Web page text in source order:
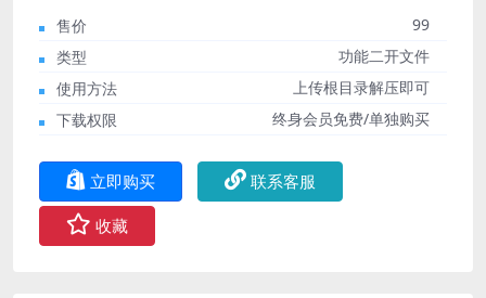
售价
99
类型
功能二开文件
使用方法
上传根目录解压即可
下载权限
终身会员免费/单独购买
立即购买 联系客服
收藏